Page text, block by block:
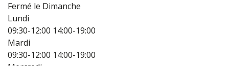
Fermé le Dimanche
Lundi
09:30-12:00 14:00-19:00
Mardi
09:30-12:00 14:00-19:00